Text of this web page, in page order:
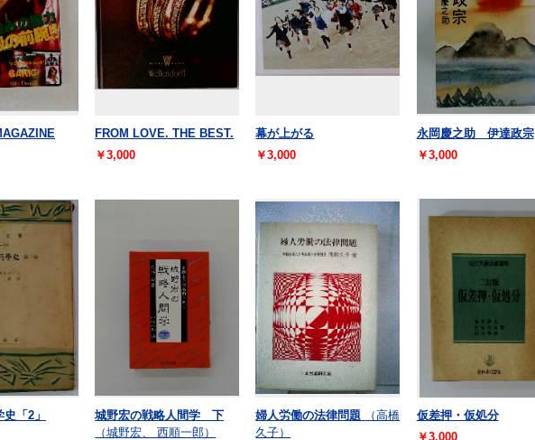
FROM LOVE. THE BEST.
￥3,000
幕が上がる
￥3,000
永岡慶之助 伊達政宗
￥3,000
「2」
城野宏の戦略人間学 下
（城野宏、 西順一郎）
婦人労働の法律問題
（高橋
久子）
仮差押・仮処分
￥3,000